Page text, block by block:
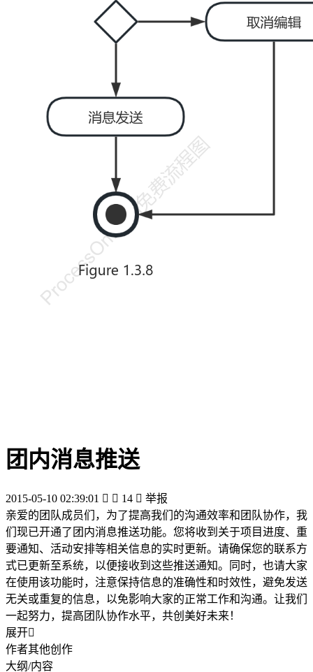
团内消息推送
2015-05-10 02:39:01   14  举报
亲爱的团队成员们，为了提高我们的沟通效率和团队协作，我
们现已开通了团内消息推送功能。您将收到关于项目进度、重
要通知、活动安排等相关信息的实时更新。请确保您的联系方
式已更新至系统，以便接收到这些推送通知。同时，也请大家
在使用该功能时，注意保持信息的准确性和时效性，避免发送
无关或重复的信息，以免影响大家的正常工作和沟通。让我们
一起努力，提高团队协作水平，共创美好未来！
展开
作者其他创作
大纲/内容